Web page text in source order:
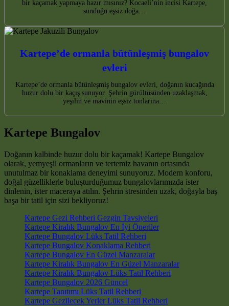
bir kaçamak yapmaya hazır mısınız? Kocaeli’nin incisi Kartepe,
sunduğu eşsiz doğa…
Kartepe’de ormanla bütünleşmiş bungalov
evleri
Kartepe’de ormanla bütünleşmiş bungalov evleri, doğanın kucağında
huzur dolu bir kaçış sunuyor. Şehrin gürültüsünden uzaklaşmak,
yeşilin ve mavinin eşsiz tonlarına…
Kartepe Bungalov
Doğanın kalbinde huzur dolu bir kaçamak! Kartepe Bungalov
olarak, yemyeşil ormanların ve tertemiz havanın ortasında
unutulmaz bir konaklama deneyimi sunuyoruz. Modern konforu,
doğal güzelliklerle buluşturduğumuz bungalovlarımızda ister
dinlenin, ister maceraya atılın. Şehrin stresinden uzak, doğayla baş
başa bir tatil için sizi bekliyoruz!
Kartepe Gezi Rehberi Gezgin Tavsiyeleri
Kartepe Kiralık Bungalov En İyi Öneriler
Kartepe Bungalov Lüks Tatil Rehberi
Kartepe Bungalov Konaklama Rehberi
Kartepe Bungalov En Güzel Manzaralar
Kartepe Kiralık Bungalov En Güzel Manzaralar
Kartepe Kiralık Bungalov Lüks Tatil Rehberi
Kartepe Bungalov 2026 Güncel
Kartepe Tanıtımı Lüks Tatil Rehberi
Kartepe Gezilecek Yerler Lüks Tatil Rehberi